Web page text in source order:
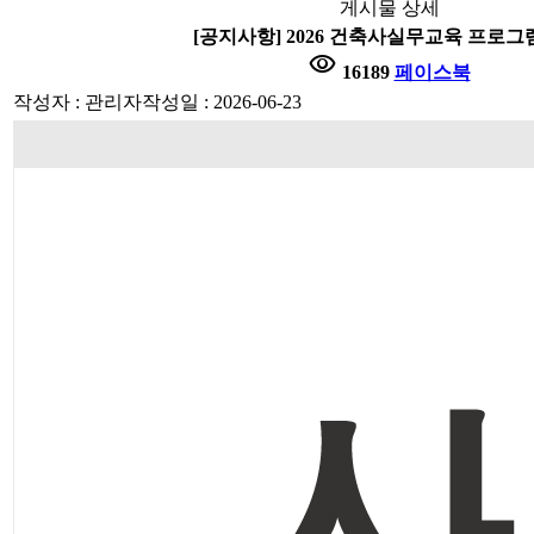
게시물 상세
[공지사항] 2026 건축사실무교육 프로그
visibility 16189 페이스북
작성자 : 관리자작성일 : 2026-06-23